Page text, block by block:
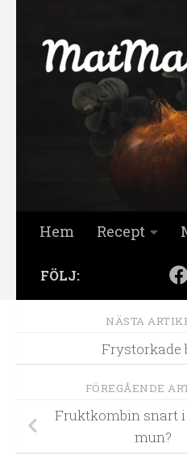
Hem Recept
FÖLJ:
NÄSTA
Frystorkade
FÖREGÅENDE
Fruktkombin snart
mun?